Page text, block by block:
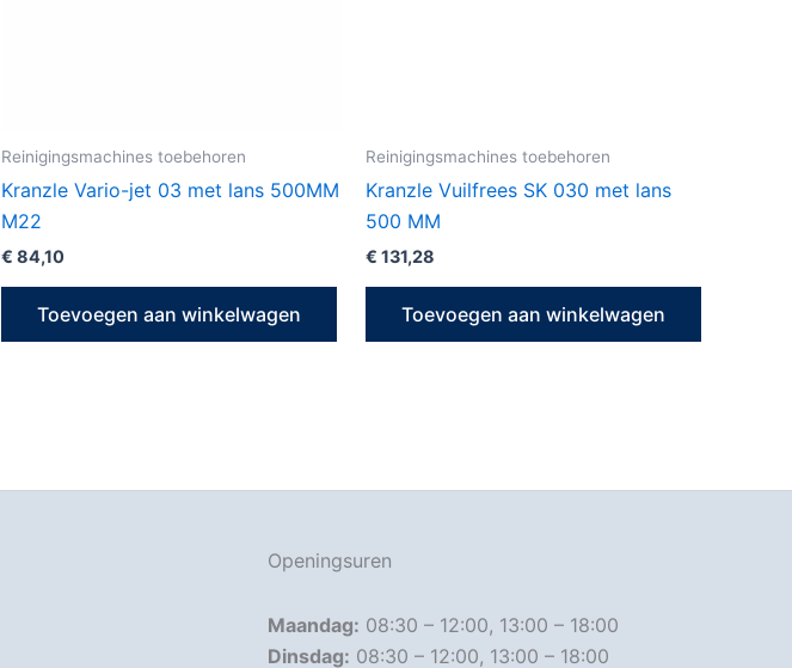
Reinigingsmachines toebehoren
Kranzle Vario-jet 03 met lans 500MM
M22
€ 84,10
Toevoegen aan winkelwagen
Reinigingsmachines toebehoren
Kranzle Vuilfrees SK 030 met lans
500 MM
€ 131,28
Toevoegen aan winkelwagen
Openingsuren
Maandag: 08:30 – 12:00, 13:00 – 18:00
Dinsdag: 08:30 – 12:00, 13:00 – 18:00